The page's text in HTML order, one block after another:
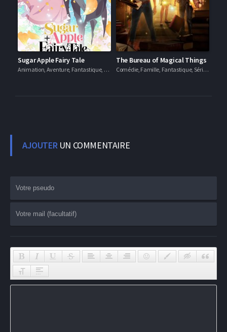
Sugar Apple Fairy Tale
Animation, Aventure, Fantastique, Séries VOSTFR
The Bureau of Magical Things
Comédie, Famille, Fantastique, Séries VF
AJOUTER UN COMMENTAIRE